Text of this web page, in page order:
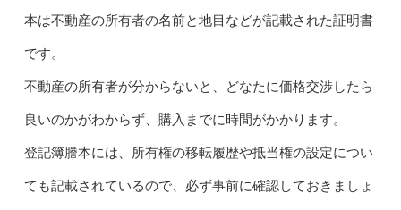
本は不動産の所有者の名前と地目などが記載された証明書
です。
不動産の所有者が分からないと、どなたに価格交渉したら
良いのかがわからず、購入までに時間がかかります。
登記簿謄本には、所有権の移転履歴や抵当権の設定につい
ても記載されているので、必ず事前に確認しておきましょ